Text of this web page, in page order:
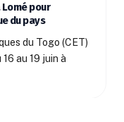
pour
du pays
du Togo (CET)
au 19 juin à